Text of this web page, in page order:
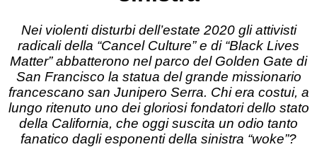
Nei violenti disturbi dell’estate 2020 gli attivisti
radicali della “Cancel Culture” e di “Black Lives
Matter” abbatterono nel parco del Golden Gate di
San Francisco la statua del grande missionario
francescano san Junipero Serra. Chi era costui, a
lungo ritenuto uno dei gloriosi fondatori dello stato
della California, che oggi suscita un odio tanto
fanatico dagli esponenti della sinistra “woke”?